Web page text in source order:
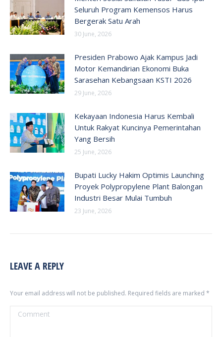
Seluruh Program Kemensos Harus
Bergerak Satu Arah
30 June, 2026
Presiden Prabowo Ajak Kampus Jadi
Motor Kemandirian Ekonomi Buka
Sarasehan Kebangsaan KSTI 2026
29 June, 2026
Kekayaan Indonesia Harus Kembali
Untuk Rakyat Kuncinya Pemerintahan
Yang Bersih
25 June, 2026
Bupati Lucky Hakim Optimis Launching
Proyek Polypropylene Plant Balongan
Industri Besar Mulai Tumbuh
23 June, 2026
LEAVE A REPLY
Your email address will not be published. Required fields are marked *
Comment